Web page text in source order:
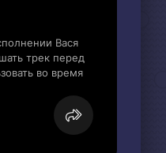
Вася
трек перед
во время